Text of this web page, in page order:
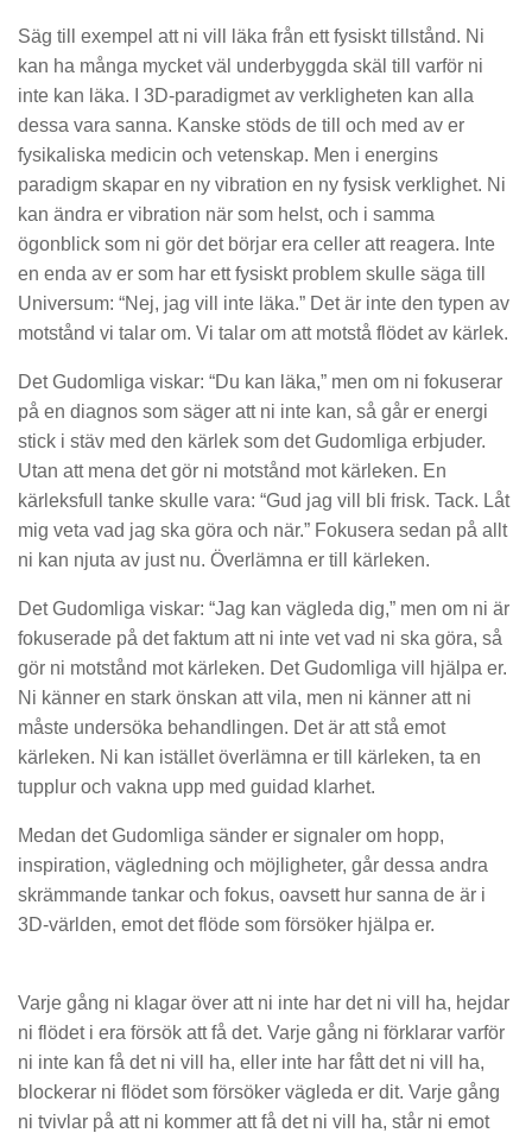
Säg till exempel att ni vill läka från ett fysiskt tillstånd. Ni
kan ha många mycket väl underbyggda skäl till varför ni
inte kan läka. I 3D-paradigmet av verkligheten kan alla
dessa vara sanna. Kanske stöds de till och med av er
fysikaliska medicin och vetenskap. Men i energins
paradigm skapar en ny vibration en ny fysisk verklighet. Ni
kan ändra er vibration när som helst, och i samma
ögonblick som ni gör det börjar era celler att reagera. Inte
en enda av er som har ett fysiskt problem skulle säga till
Universum: “Nej, jag vill inte läka.” Det är inte den typen av
motstånd vi talar om. Vi talar om att motstå flödet av kärlek.
Det Gudomliga viskar: “Du kan läka,” men om ni fokuserar
på en diagnos som säger att ni inte kan, så går er energi
stick i stäv med den kärlek som det Gudomliga erbjuder.
Utan att mena det gör ni motstånd mot kärleken. En
kärleksfull tanke skulle vara: “Gud jag vill
bli frisk. Tack. Låt
mig veta vad jag ska göra och när.” Fokusera sedan på allt
ni kan njuta av just nu. Överlämna er till kärleken.
Det Gudomliga viskar: “Jag kan vägleda dig,” men om ni är
fokuserade på det faktum att ni inte vet vad ni ska göra, så
gör ni motstånd mot kärleken. Det Gudomliga vill hjälpa er.
Ni känner en stark önskan att vila, men ni känner att ni
måste undersöka behandlingen. Det är att stå emot
kärl eken. Ni kan iställetöverlämna er till kärleken, ta en
tupplur och vakna upp med guidad klarhet.
Medan det Gudomliga sänder er signaler om hopp,
inspiration, vägledning och möjligheter, går dessa andra
skrämmande tankar och fokus, oavsett hur sanna de är i
3D-världen, emot det flöde som försöker hjälpa er.
Varje gång ni klagar över att ni inte har det ni vill ha, hejdar
ni flödet i era försök attfå det. Varje gång ni förklarar varför
ni inte kan få det ni vill ha, eller inte har fått det ni vill ha,
blockerar ni flödet som försöker vägleda er dit. Varje gång
ni tvivlar på att ni kommer attfå det ni vill ha, står ni emot